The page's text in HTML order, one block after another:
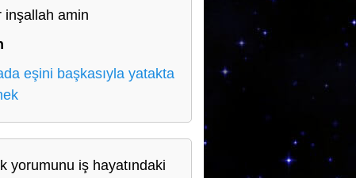
inşallah amin
eşini başkasıyla yatakta
yorumunu iş hayatındaki